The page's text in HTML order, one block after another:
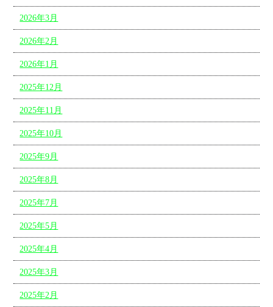
2026年3月
2026年2月
2026年1月
2025年12月
2025年11月
2025年10月
2025年9月
2025年8月
2025年7月
2025年5月
2025年4月
2025年3月
2025年2月